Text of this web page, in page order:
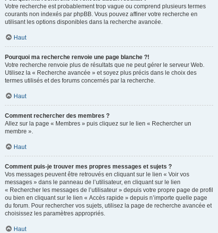
Votre recherche est probablement trop vague ou comprend plusieurs termes
courants non indexés par phpBB. Vous pouvez affiner votre recherche en
utilisant les options disponibles dans la recherche avancée.
Haut
Pourquoi ma recherche renvoie une page blanche ?!
Votre recherche renvoie plus de résultats que ne peut gérer le serveur Web.
Utilisez la « Recherche avancée » et soyez plus précis dans le choix des
termes utilisés et des forums concernés par la recherche.
Haut
Comment rechercher des membres ?
Allez sur la page « Membres » puis cliquez sur le lien « Rechercher un
membre ».
Haut
Comment puis-je trouver mes propres messages et sujets ?
Vos messages peuvent être retrouvés en cliquant sur le lien « Voir vos
messages » dans le panneau de l’utilisateur, en cliquant sur le lien
« Rechercher les messages de l’utilisateur » depuis votre propre page de profil
ou bien en cliquant sur le lien « Accès rapide » depuis n’importe quelle page
du forum. Pour rechercher vos sujets, utilisez la page de recherche avancée et
choisissez les paramètres appropriés.
Haut